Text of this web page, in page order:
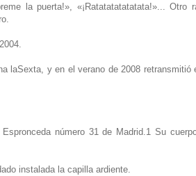
la puerta!», «¡Ratatatatatatata!»... Otro
laSexta, y en el verano de 2008 retransmitió
número 31 de Madrid.1 Su
instalada la capilla ardiente.